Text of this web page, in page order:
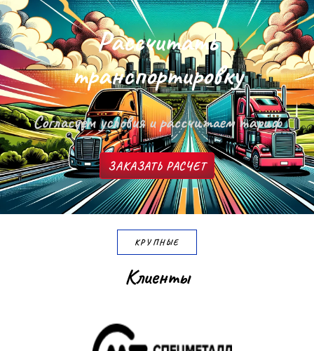
Рассчитать
транспортировку
Согласуем условия и рассчитаем тариф
ЗАКАЗАТЬ РАСЧЕТ
КРУПНЫЕ
Клиенты